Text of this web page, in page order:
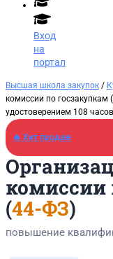
Заказать звонок
Вход
на
портал
Высшая школа закупок /
комиссии по
удостоверением 108 часов
🔥 Хит продаж
комиссии
(44-ФЗ)
повышение